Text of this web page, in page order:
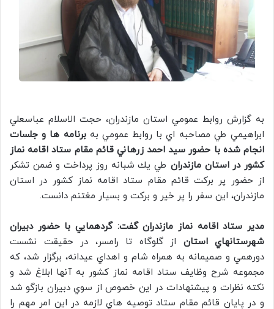
به گزارش روابط عمومي استان مازندران، حجت الاسلام عباسعلي
ابراهيمي طي مصاحبه اي با روابط عمومي بهبرنامه ها و جلسات
انجام شده با حضور سيد احمد زرهاني قائم مقام ستاد اقامه نماز
كشور در استان مازندران طي يك شبانه روز پرداخت و ضمن تشكر
از حضور پر بركت قائم مقام ستاد اقامه نماز كشور در استان
مازندران، اين سفر را پر خير و بركت و بسيار مغتنم دانست.
مدير ستاد اقامه نماز مازندران گفت: گردهمايي با حضور دبيران
شهرستانهاي استان از گلوگاه تا رامسر، در حقيقت نشست
دورهمي و صميمانه به همراه شام و اهداي عيدانه، برگزار شد، كه
مجموعه شرح وظايف ستاد اقامه نماز كشور به آنها ابلاغ شد و
نکته نظرات و پيشنهادات در اين خصوص از سوي دبيران بازگو شد
و در پايان قائم مقام ستاد توصيه هاي لازمه در اين امر مهم را